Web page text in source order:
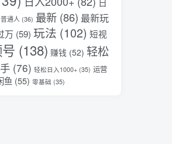
普通人 (36) 最新 (86) 最新玩
万 (59) 玩法 (102) 短视
(138) 赚钱 (52) 轻松
(76) 轻松日入1000+ (35) 运营
鱼 (55) 零基础 (35)